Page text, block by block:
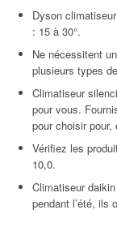
Dyson
: 15 à 30°.
Ne nécessitent
plusieurs types
Climatiseur
pour vous.
pour choisir pour,
Vérifiez les
10,0.
Climatiseur
pendant l’été, ils